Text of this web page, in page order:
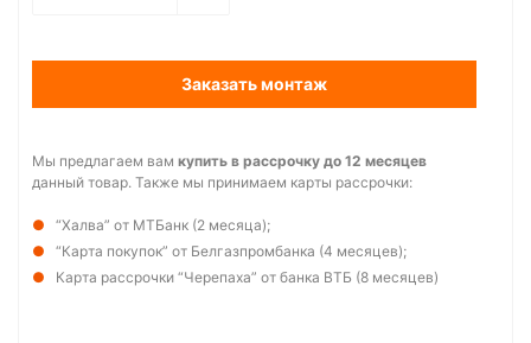
Заказать монтаж
Мы предлагаем вам купить в рассрочку до 12 месяцев
данный товар. Также мы принимаем карты рассрочки:
“Халва” от МТБанк (2 месяца);
“Карта покупок” от Белгазпромбанка (4 месяцев);
Карта рассрочки “Черепаха” от банка ВТБ (8 месяцев)